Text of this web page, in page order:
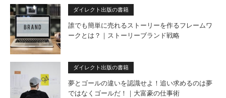
ダイレクト出版の書籍
誰でも簡単に売れるストーリーを作るフレームワ
ークとは？｜ストーリーブランド戦略
ダイレクト出版の書籍
夢とゴールの違いを認識せよ！追い求めるのは夢
ではなくゴールだ！｜大富豪の仕事術